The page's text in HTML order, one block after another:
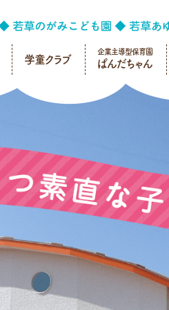
学童クラブ
企業主導型保育園
ぱんだちゃん